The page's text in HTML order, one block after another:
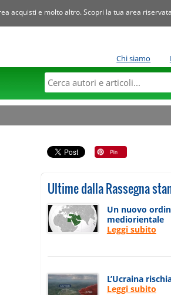
acquisti e molto altro. Scopri la tua area
Chi siamo
Ultime dalla Rassegna
Un nuovo
mediorientale
Leggi subito
L’Ucraina
Leggi subito